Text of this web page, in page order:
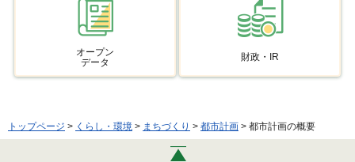
オープン
データ
財政・IR
トップページ > くらし・環境 > まちづくり > 都市計画 > 都市計画の概要